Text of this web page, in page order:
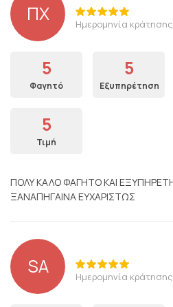
ΠΧ Ημερομηνία
5
Φαγητό
5
Εξυπηρέτηση
5
Τιμή
ΠΟΛΥ ΚΑΛΟ ΦΑΓΗΤΟ ΚΑΙ
ΞΑΝΑΠΗΓΑΙΝΑ ΕΥΧΑΡΙΣΤΩΣ
SA Ημερομηνία